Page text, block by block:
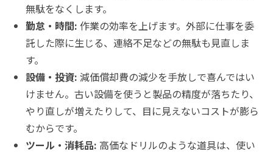
無駄をなくします。
勤怠・時間: 作業の効率を上げます。外部に仕事を委
託した際に生じる、連絡不足などの無駄も見直しま
す。
設備・投資: 減価償却費の減少を手放しで喜んではい
けません。古い設備を使うと製品の精度が落ちたり、
やり直しが増えたりして、目に見えないコストが膨ら
むからです。
ツール・消耗品: 高価なドリルのような道具は、使い